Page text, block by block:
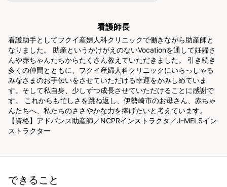
看護師長
看護助手としてフクイ産婦人科クリニックで働きながら助産師と
なりました。 助産というかけがえのないVocationを通して妊婦さ
んや赤ちゃんたちからたくさん教えていただきました。 引き続き
多くの仲間とともに、フクイ産婦人科クリニックにいらっしゃる
みなさまのお手伝いをさせていただける幸運をかみしめていま
す。そして私自身、少しずつ成長させていただけることに感謝で
す。 これからも忙しさを跳ね返し、伊勢崎市のお母さん、赤ちゃ
んたちへ、私たちのささやかな力を捧げたいと考えています。
【資格】アドバンス助産師／NCPRインストラクタ／J-MELSイン
ストラクター
できること